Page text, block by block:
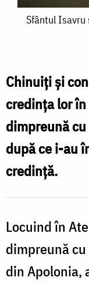
Sfântul
cei
dimpreună
cu
‒
drumul
spre
sfințenie
Sfântul Isavru
Chinuiți și
credința lor
dimpreună
după ce i-au
credință.
Locuind în
dimpreună
din Apolonia,